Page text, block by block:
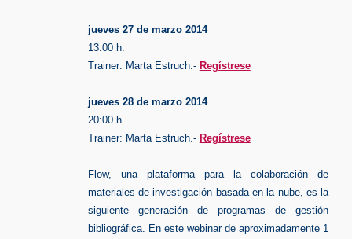
jueves 27 de marzo 2014
13:00 h.
Trainer: Marta Estruch.- Regístrese
jueves 28 de marzo 2014
20:00 h.
Trainer: Marta Estruch.- Regístrese
Flow, una plataforma para la colaboración de
materiales de investigación basada en la nube, es la
siguiente generación de programas de gestión
bibliográfica. En este webinar de aproximadamente 1